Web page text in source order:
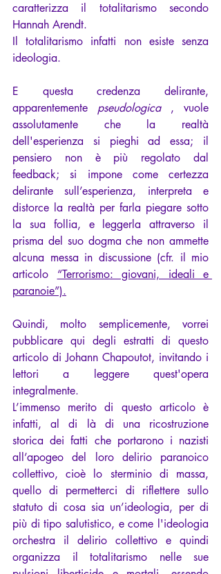
caratterizza il totalitarismo secondo
Hannah Arendt.
Il totalitarismo infatti non esiste senza
ideologia.
E questa credenza delirante,
apparentemente pseudologica , vuole
assolutamente che la realtà
dell'esperienza si pieghi ad essa; il
pensiero non è più regolato dal
feedback; si impone come certezza
delirante sull’esperienza, interpreta e
distorce la realtà per farla piegare sotto
la sua follia, e leggerla attraverso il
prisma del suo dogma che non ammette
alcuna messa in discussione (cfr. il mio
articolo “Terrorismo: giovani, ideali e
paranoie”).
Quindi, molto semplicemente, vorrei
pubblicare qui degli estratti di questo
articolo di Johann Chapoutot, invitando i
lettori a leggere quest'opera
integralmente.
L’immenso merito di questo articolo è
infatti, al di là di una ricostruzione
storica dei fatti che portarono i nazisti
all’apogeo del loro delirio paranoico
collettivo, cioè lo sterminio di massa,
quello di permetterci di riflettere sullo
statuto di cosa sia un’ideologia, per di
più di tipo salutistico, e come l'ideologia
orchestra il delirio collettivo e quindi
organizza il totalitarismo nelle sue